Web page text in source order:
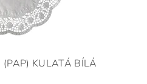
(PAP) KULATÁ BÍLÁ